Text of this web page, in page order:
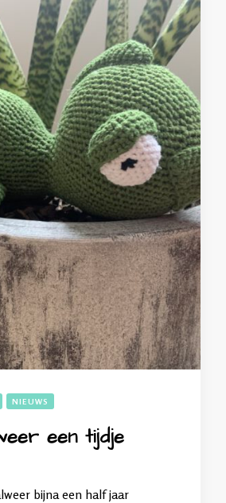
NIEUWS
een tijdje
bijna een half jaar